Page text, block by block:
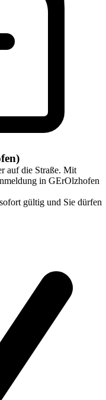
auf die Straße. Mit
in GErOlzhofen
gültig und Sie dürfen